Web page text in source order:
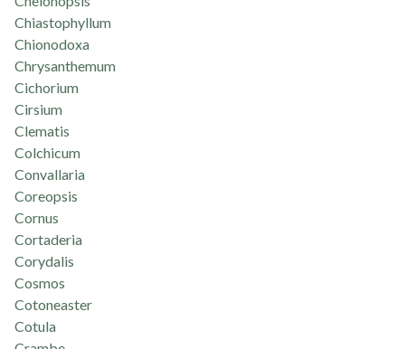
Chiastophyllum
Chionodoxa
Chrysanthemum
Cichorium
Cirsium
Clematis
Colchicum
Convallaria
Coreopsis
Cornus
Cortaderia
Corydalis
Cosmos
Cotoneaster
Cotula